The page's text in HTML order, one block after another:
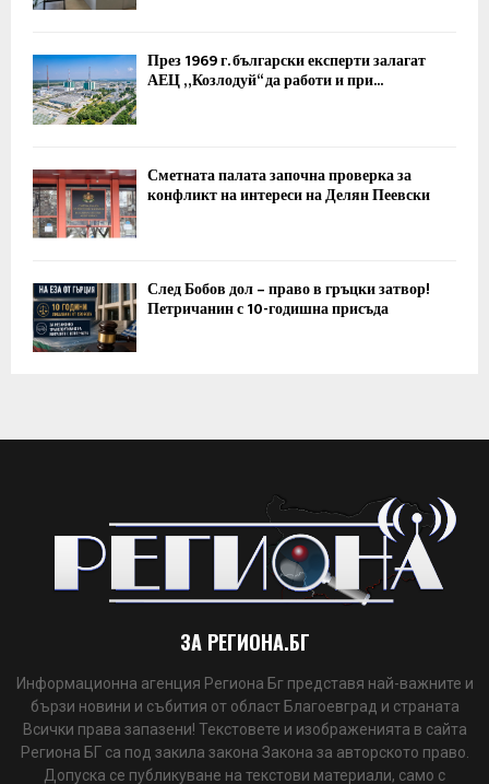
През 1969 г. български експерти залагат
АЕЦ „Козлодуй“ да работи и при...
Сметната палата започна проверка за
конфликт на интереси на Делян Пеевски
След Бобов дол – право в гръцки затвор!
Петричанин с 10-годишна присъда
ЗА РЕГИОНА.БГ
Информационна агенция Региона Бг представя най-важните и
бързи новини и събития от област Благоевград и страната
Всички права запазени! Текстовете и изображенията в сайта
Региона БГ са под закила закона Закона за авторското право.
Допуска се публикуване на текстови материали, само с